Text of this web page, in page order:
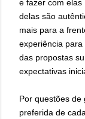
e fazer com elas
delas são
mais para a
experiência
das propostas
expectativas
Por questões de
preferida de